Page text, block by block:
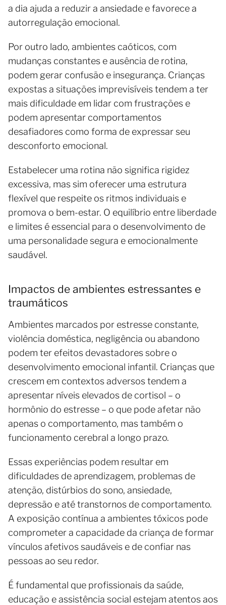
a dia ajuda a reduzir a ansiedade e favorece a
autorregulação emocional.
Por outro lado, ambientes caóticos, com
mudanças constantes e ausência de rotina,
podem gerar confusão e insegurança. Crianças
expostas a situações imprevisíveis tendem a ter
mais dificuldade em lidar com frustrações e
podem apresentar comportamentos
desafiadores como forma de expressar seu
desconforto emocional.
Estabelecer uma rotina não significa rigidez
excessiva, mas sim oferecer uma estrutura
flexível que respeite os ritmos individuais e
promova o bem-estar. O equilíbrio entre liberdade
e limites é essencial para o desenvolvimento de
uma personalidade segura e emocionalmente
saudável.
Impactos de ambientes estressantes e
traumáticos
Ambientes marcados por estresse constante,
violência doméstica, negligência ou abandono
podem ter efeitos devastadores sobre o
desenvolvimento emocional infantil. Crianças que
crescem em contextos adversos tendem a
apresentar níveis elevados de cortisol – o
hormônio do estresse – o que pode afetar não
apenas o comportamento, mas também o
funcionamento cerebral a longo prazo.
Essas experiências podem resultar em
dificuldades de aprendizagem, problemas de
atenção, distúrbios do sono, ansiedade,
depressão e até transtornos de comportamento.
A exposição contínua a ambientes tóxicos pode
comprometer a capacidade da criança de formar
vínculos afetivos saudáveis e de confiar nas
pessoas ao seu redor.
É fundamental que profissionais da saúde,
educação e assistência social estejam atentos aos